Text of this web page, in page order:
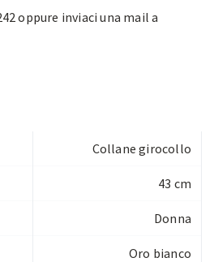
oppure inviaci una mail a
Collane girocollo
43 cm
Donna
Oro bianco